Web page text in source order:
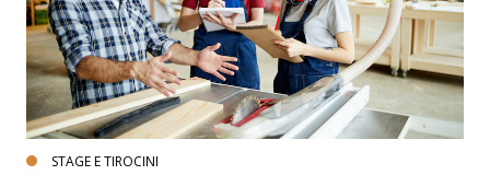
STAGE E TIROCINI